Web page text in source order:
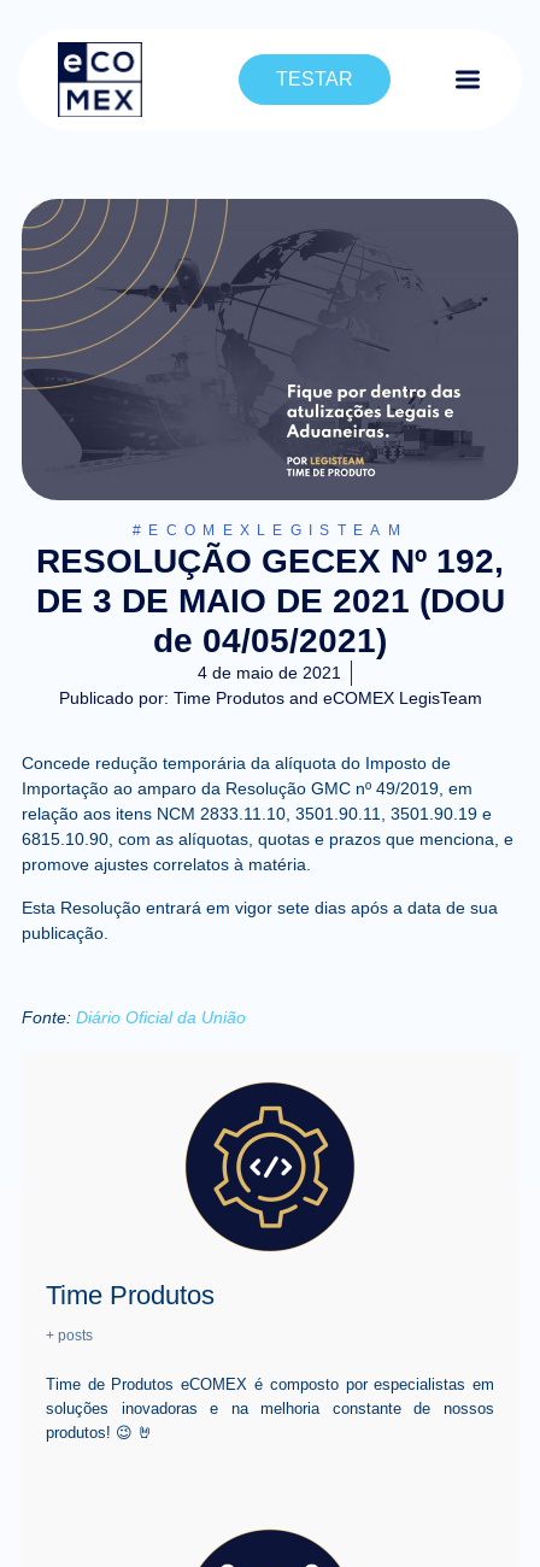
TESTAR
#ECOMEXLEGISTEAM
RESOLUÇÃO GECEX Nº 192,
DE 3 DE MAIO DE 2021 (DOU
de 04/05/2021)
4 de maio de 2021
Publicado por: Time Produtos and eCOMEX LegisTeam
Concede redução temporária da alíquota do Imposto de
Importação ao amparo da Resolução GMC nº 49/2019, em
relação aos itens NCM 2833.11.10, 3501.90.11, 3501.90.19 e
6815.10.90, com as alíquotas, quotas e prazos que menciona, e
promove ajustes correlatos à matéria.
Esta Resolução entrará em vigor sete dias após a data de sua
publicação.
Fonte: Diário Oficial da União
Time Produtos
+ posts
Time de Produtos eCOMEX é composto por especialistas em
soluções inovadoras e na melhoria constante de nossos
produtos! 😉 🤘